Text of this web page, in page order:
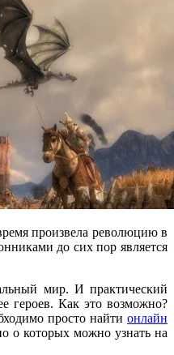
произвела революцию в
до сих пор является
мир. И практический
героев. Как это возможно?
просто найти онлайн
о которых можно узнать на